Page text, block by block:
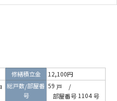
修繕積立金
12,100円
総戸数/部屋番
号
59戸
/
部屋番号 1104号